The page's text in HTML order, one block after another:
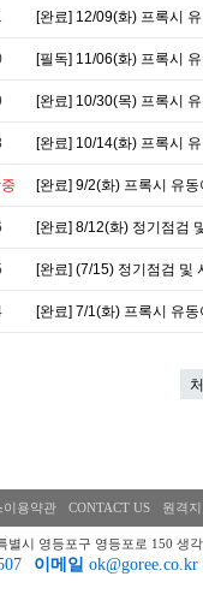
[완료] 12/09(화) 프록시
[필독] 11/06(화) 프록시
[완료] 10/30(목) 프록시
[완료] 10/14(화) 프록시
[완료] 9/2(화) 프록시 유
[완료] 8/12(화) 정기점검
[완료] (7/15) 정기점검 및
[완료] 7/1(화) 프록시 유
이용약관 CONTACT US 원격
별시 영등포구 영등포로 150 생
이메일 ok@goree.co.kr